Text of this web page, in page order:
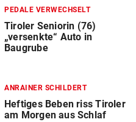
PEDALE VERWECHSELT
Tiroler Seniorin (76)
„versenkte“ Auto in
Baugrube
ANRAINER SCHILDERT
Heftiges Beben riss Tiroler
am Morgen aus Schlaf